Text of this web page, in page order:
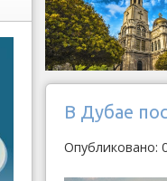
В Дубае
Опубликовано: